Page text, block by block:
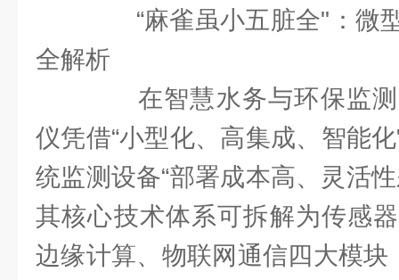
“麻雀虽小五脏全"：微
全解析
在智慧水务与环保监测
仪凭借“小型化、高集成、智能
统监测设备“部署成本高、灵活
其核心技术体系可拆解为传感
边缘计算、物联网通信四大模块